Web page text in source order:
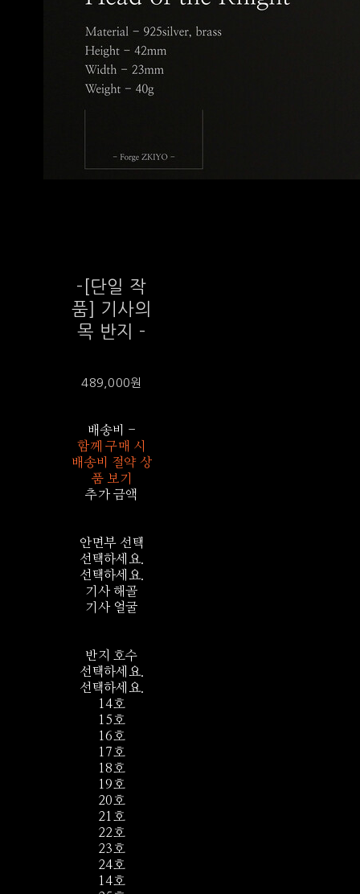
-[단일 작
품] 기사의
목 반지 -
489,000원
배송비 -
함께 구매 시
배송비 절약 상
품 보기
추가 금액
안면부 선택
선택하세요.
선택하세요.
기사 해골
기사 얼굴
반지 호수
선택하세요.
선택하세요.
14호
15호
16호
17호
18호
19호
20호
21호
22호
23호
24호
14호